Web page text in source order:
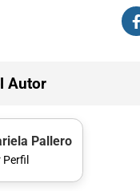
Autor
Pallero
Perfil